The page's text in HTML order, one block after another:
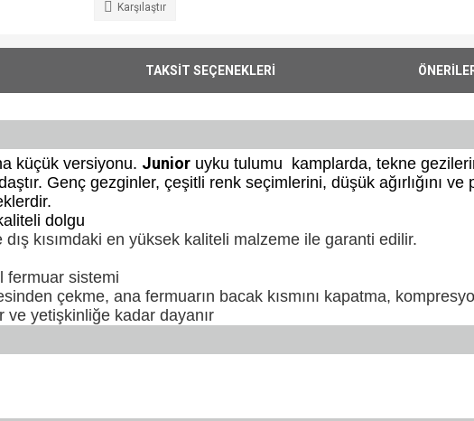
Karşılaştır
TAKSİT SEÇENEKLERİ
küçük versiyonu. Junior uyku tulumu kamplarda, tekne
Genç gezginler, çeşitli renk seçimlerini, düşük ağırlığını ve
dolgu
kısımdaki en yüksek kaliteli malzeme ile garanti edilir.
fermuar sistemi
çekme, ana fermuarın bacak kısmını kapatma,
yetişkinliğe kadar dayanır